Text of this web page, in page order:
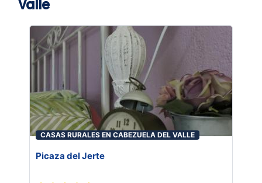
Valle
CASAS RURALES EN CABEZUELA DEL VALLE
Picaza del Jerte